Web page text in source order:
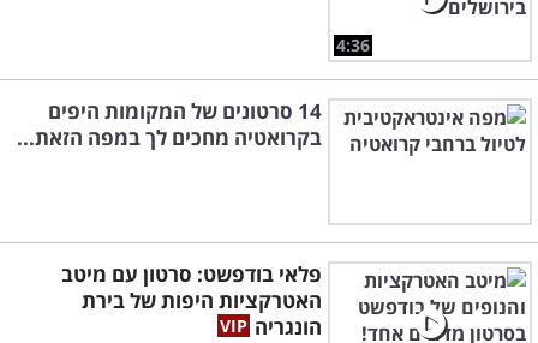
4:36
14 סרטונים של המקומות היפים
בקרואטיה מחכים לך במפה הזאת...
פלאי בודפשט: סרטון עם מיטב
האטרקציות היפות של בירת
הונגריה